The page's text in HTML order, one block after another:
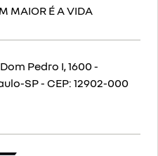
MAIOR É A VIDA
Pedro I, 1600 -
SP- CEP: 12902-000